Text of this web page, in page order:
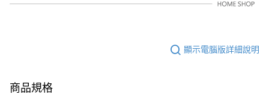
顯示電腦版詳細說明
商品規格